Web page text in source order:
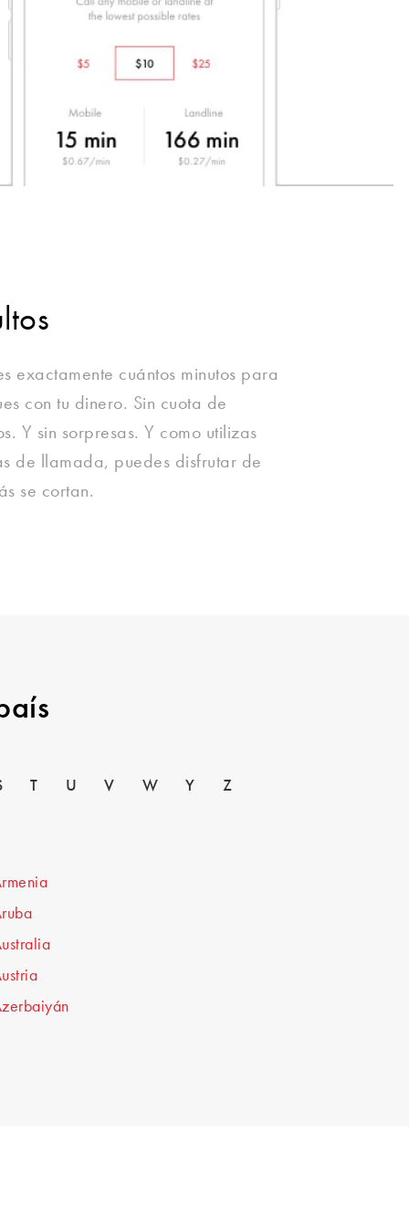
exactamente cuántos minutos para
con tu dinero. Sin cuota de
Y sin sorpresas. Y como utilizas
de llamada, puedes disfrutar de
se cortan.
T U V W Y Z